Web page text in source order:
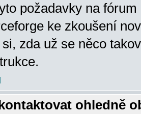
požadavky na
ke zkoušení
zda už se něco
ohledně